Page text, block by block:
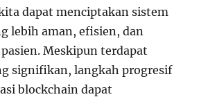
dapat menciptakan sistem
lebih aman, efisien, dan
Meskipun terdapat
signifikan, langkah progresif
blockchain dapat